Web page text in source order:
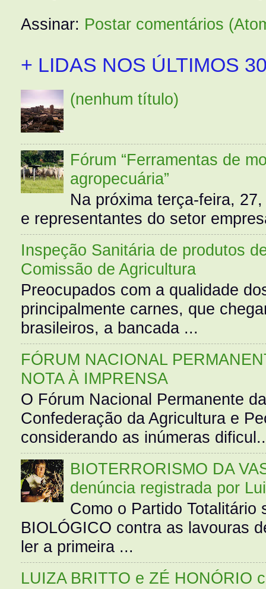
Assinar: Postar comentários
+ LIDAS NOS ÚLTIMOS
(nenhum título)
Fórum “Ferramentas de
agropecuária”
Na próxima terça-feira,
e representantes do setor
Inspeção Sanitária de produtos
Comissão de Agricultura
Preocupados com a qualidade
principalmente carnes, que
brasileiros, a bancada ...
FÓRUM NACIONAL
NOTA À IMPRENSA
O Fórum Nacional Permanente
Confederação da Agricultura e
considerando as inúmeras
BIOTERRORISMO DA
denúncia registrada por
Como o Partido Totalitário
BIOLÓGICO contra as lavouras
ler a primeira ...
LUIZA BRITTO e ZÉ HONÓRIO